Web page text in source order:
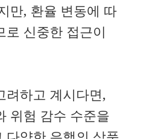
만, 환율 변동에 따
로 신중한 접근이
려하고 계시다면,
위험 감수 수준을